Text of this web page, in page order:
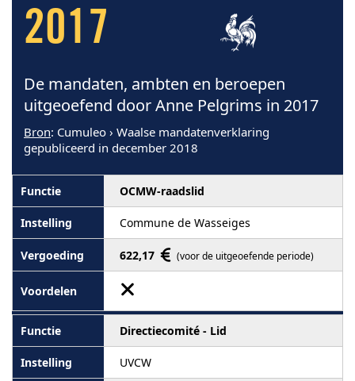
2017
De mandaten, ambten en beroepen
uitgeoefend door Anne Pelgrims in 2017
Bron: Cumuleo › Waalse mandatenverklaring
gepubliceerd in december 2018
OCMW-raadslid
Commune de Wasseiges
622,17 (voor de uitgeoefende periode)
Directiecomité - Lid
UVCW